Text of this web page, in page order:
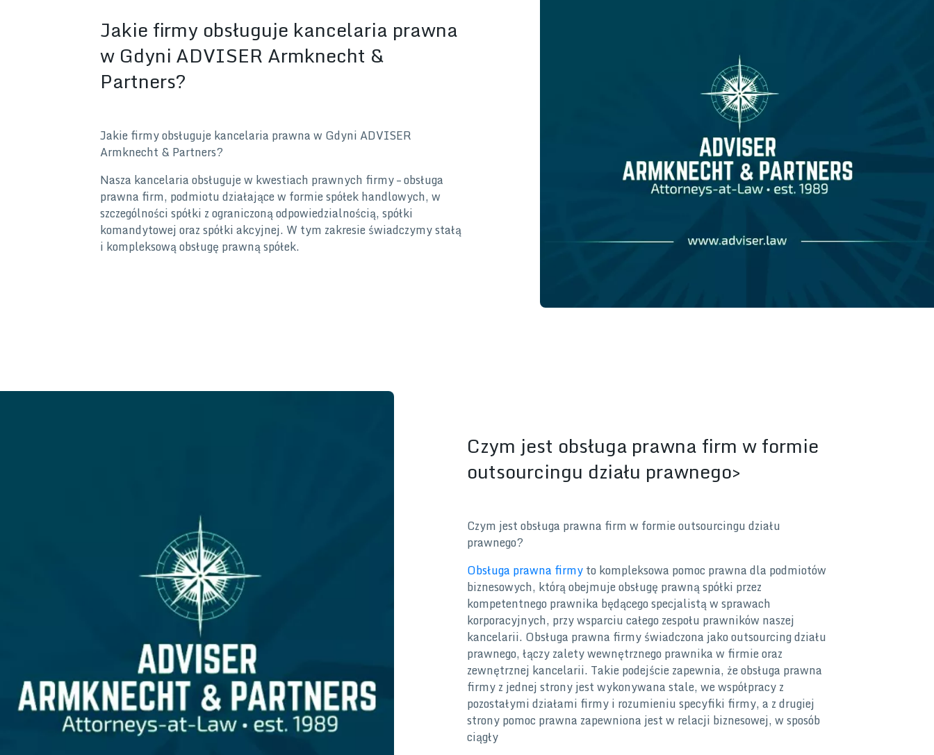
Jakie firmy obsługuje kancelaria prawna
w Gdyni ADVISER Armknecht &
Partners?
Jakie firmy obsługuje kancelaria prawna w Gdyni ADVISER
Armknecht & Partners?
Nasza kancelaria obsługuje w kwestiach prawnych firmy – obsługa
prawna firm, podmiotu działające w formie spółek handlowych, w
szczególności spółki z ograniczoną odpowiedzialnością, spółki
komandytowej oraz spółki akcyjnej. W tym zakresie świadczymy stałą
i kompleksową obsługę prawną spółek.
Czym jest obsługa prawna firm w formie
outsourcingu działu prawnego>
Czym jest obsługa prawna firm w formie outsourcingu działu
prawnego?
Obsługa prawna firmyto kompleksowa pomoc prawna dla podmiotów
biznesowych, którą obejmuje obsługę prawną spółki przez
kompetentnego prawnika będącego specjalistą w sprawach
korporacyjnych, przy wsparciu całego zespołu prawników naszej
kancelarii. Obsługa prawna firmy świadczona jako outsourcing działu
prawnego, łączy zalety wewnętrznego prawnika w firmie oraz
zewnętrznej kancelarii. Takie podejście zapewnia, że obsługa prawna
firmy z jednej strony jest wykonywana stale, we współpracy z
pozostałymi działami firmy i rozumieniu specyfiki firmy, a z drugiej
strony pomoc prawna zapewniona jest w relacji biznesowej, w sposób
ciągły